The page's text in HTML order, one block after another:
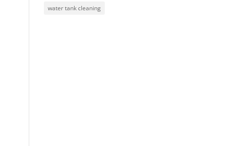
water tank cleaning